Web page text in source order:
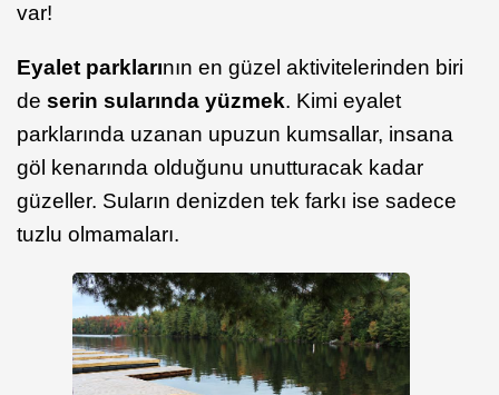
var!
Eyalet parklarının en güzel aktivitelerinden biri
de serin sularında yüzmek. Kimi eyalet
parklarında uzanan upuzun kumsallar, insana
göl kenarında olduğunu unutturacak kadar
güzeller. Suların denizden tek farkı ise sadece
tuzlu olmamaları.